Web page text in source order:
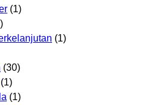
(1)
(1)
(30)
(1)
(1)